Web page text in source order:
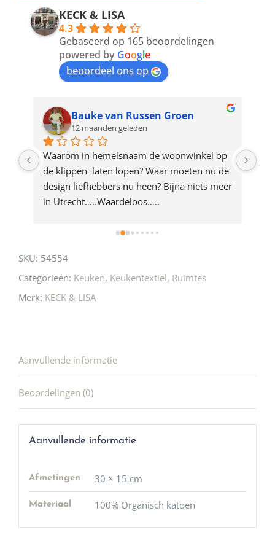
address
product
KECK & LISA
4.3
Gebaseerd op 165 beoordelingen
powered by Google
beoordeel ons op
Bauke van Russen Groen
12 maanden geleden
Waarom in hemelsnaam de woonwinkel op
de klippen  laten lopen? Waar moeten nu de
design liefhebbers nu heen? Bijna niets meer
in Utrecht…..Waardeloos…..
SKU: 54554
Categorieën: Keuken, Keukentextiel, Ruimtes
Merk: KECK & LISA
Aanvullende informatie
Beoordelingen (0)
Aanvullende informatie
Afmetingen 30 × 15 cm
Materiaal 100% Organisch katoen